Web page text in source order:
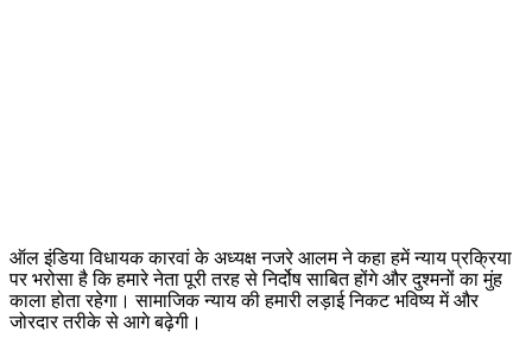
ऑल इंडिया विधायक कारवां के अध्यक्ष नजरे आलम ने कहा हमें न्याय प्रक्रिया
पर भरोसा है कि हमारे नेता पूरी तरह से निर्दोष साबित होंगे और दुश्मनों का मुंह
काला होता रहेगा। सामाजिक न्याय की हमारी लड़ाई निकट भविष्य में और
जोरदार तरीके से आगे बढ़ेगी।